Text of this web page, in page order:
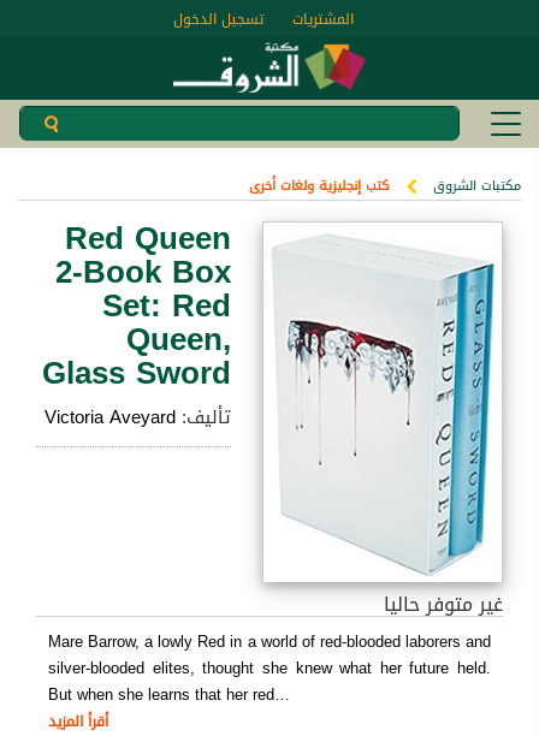
تسجيل الدخول المشتريات
مكتبات الشروق كتب إنجليزية ولغات أخرى
Red Queen
2-Book Box
Set: Red
Queen,
Glass Sword
تأليف:Victoria Aveyard
غير متوفر حاليا
Mare Barrow, a lowly Red in a world of red-blooded laborers and
silver-blooded elites, thought she knew what her future held.
But when she learns that her red…
أقرأ المزيد